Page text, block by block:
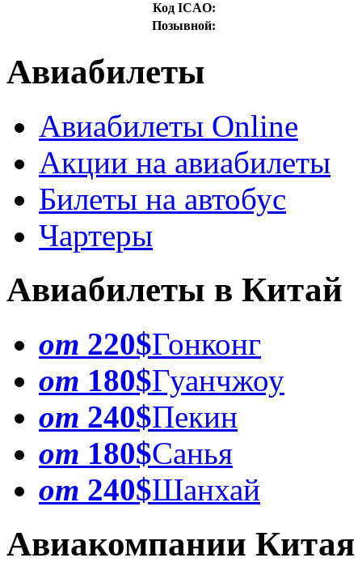
Код ICAO:
Позывной:
Авиабилеты
Авиабилеты Online
Акции на авиабилеты
Билеты на автобус
Чартеры
Авиабилеты в Китай
от 220$Гонконг
от 180$Гуанчжоу
от 240$Пекин
от 180$Санья
от 240$Шанхай
Авиакомпании Китая